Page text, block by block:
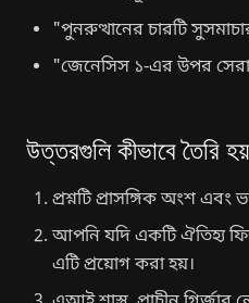
"পুনরুত্থানের চারটি
"জেনেসিস ১-এর উপর সেরা
উত্তরগুলি কীভাবে তৈরি হয়
প্রশ্নটি প্রাসঙ্গিক অংশ এবং
আপনি যদি একটি ঐতিহ্য
এটি প্রয়োগ করা হয়।